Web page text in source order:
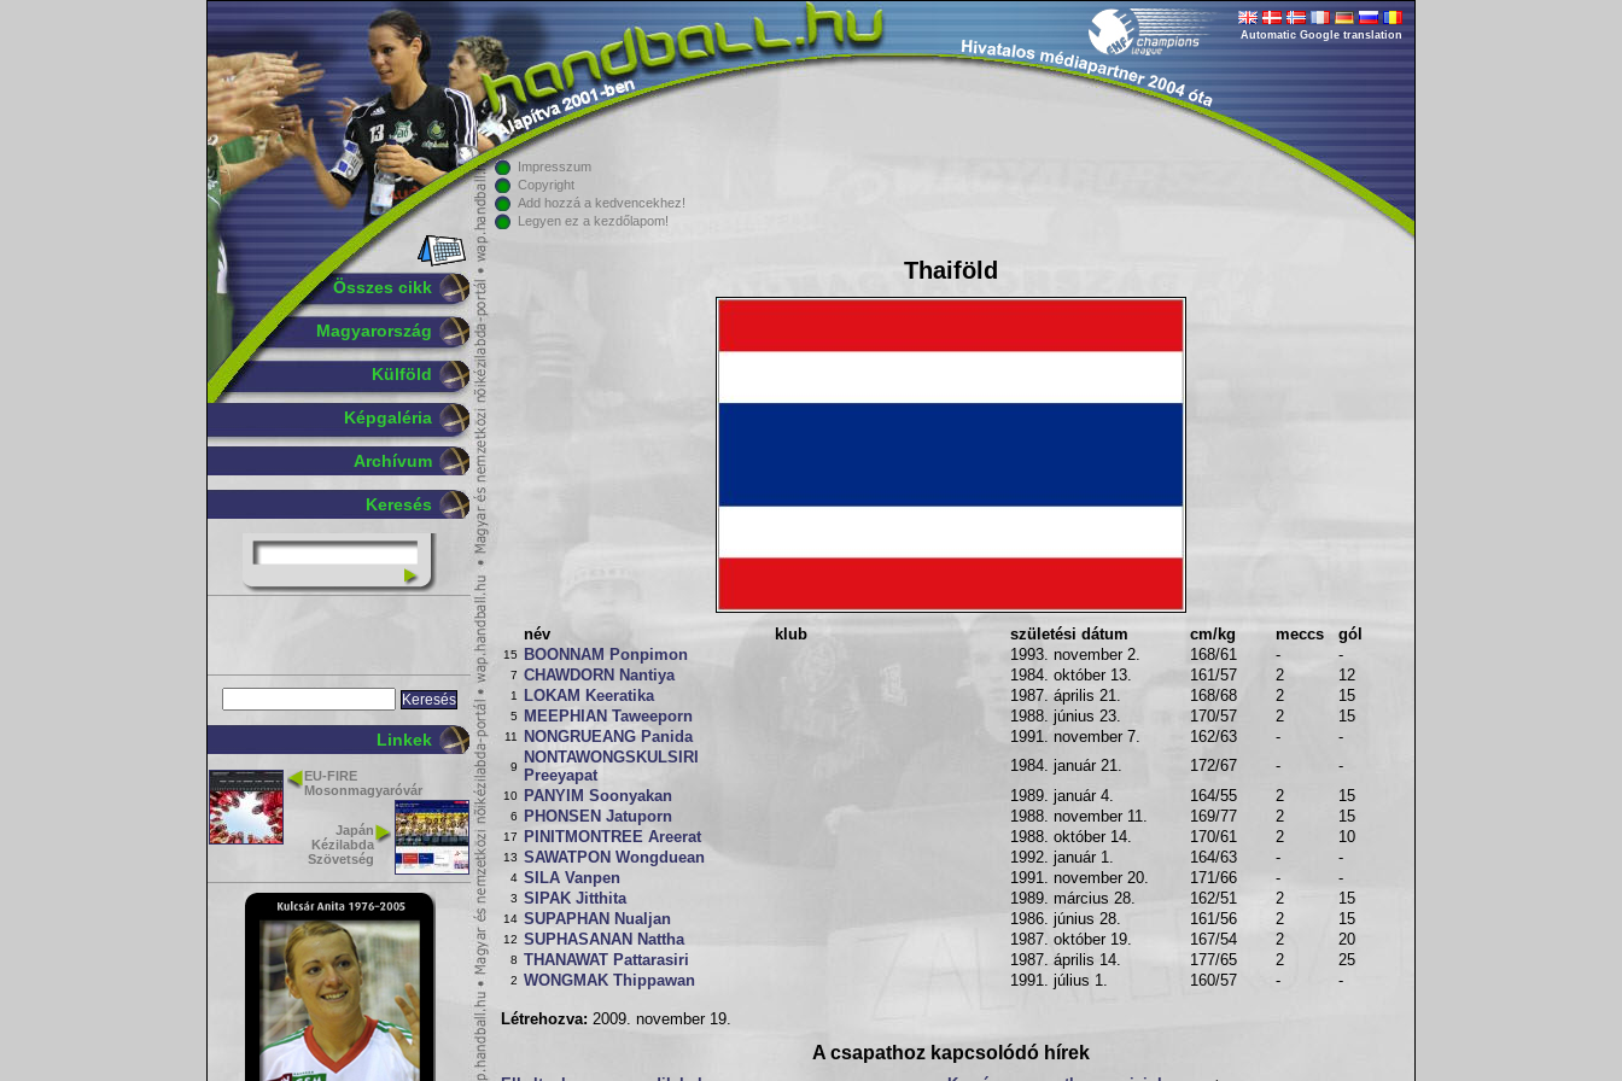
Összes cikk
Magyarország
Külföld
Képgaléria
Archívum
Keresés
Linkek
EU-FIRE
Mosonmagyaróvár
Japán
Kézilabda
Szövetség
Automatic Google translation
Impresszum
Copyright
Add hozzá a kedvencekhez!
Legyen ez a kezdőlapom!
Thaiföld
név klub születési dátum cm/kg meccs gól
15 BOONNAM Ponpimon 1993. november 2. 168/61 - -
7 CHAWDORN Nantiya 1984. október 13. 161/57 2 12
1 LOKAM Keeratika 1987. április 21. 168/68 2 15
5 MEEPHIAN Taweeporn 1988. június 23. 170/57 2 15
11 NONGRUEANG Panida 1991. november 7. 162/63 - -
9
NONTAWONGSKULSIRI
Preeyapat
1984. január 21. 172/67 - -
10 PANYIM Soonyakan 1989. január 4. 164/55 2 15
6 PHONSEN Jatuporn 1988. november 11. 169/77 2 15
17 PINITMONTREE Areerat 1988. október 14. 170/61 2 10
13 SAWATPON Wongduean 1992. január 1. 164/63 - -
4 SILA Vanpen 1991. november 20. 171/66 - -
3 SIPAK Jitthita 1989. március 28. 162/51 2 15
14 SUPAPHAN Nualjan 1986. június 28. 161/56 2 15
12 SUPHASANAN Nattha 1987. október 19. 167/54 2 20
8 THANAWAT Pattarasiri 1987. április 14. 177/65 2 25
2 WONGMAK Thippawan 1991. július 1. 160/57 - -
Létrehozva: 2009. november 19.
A csapathoz kapcsolódó hírek